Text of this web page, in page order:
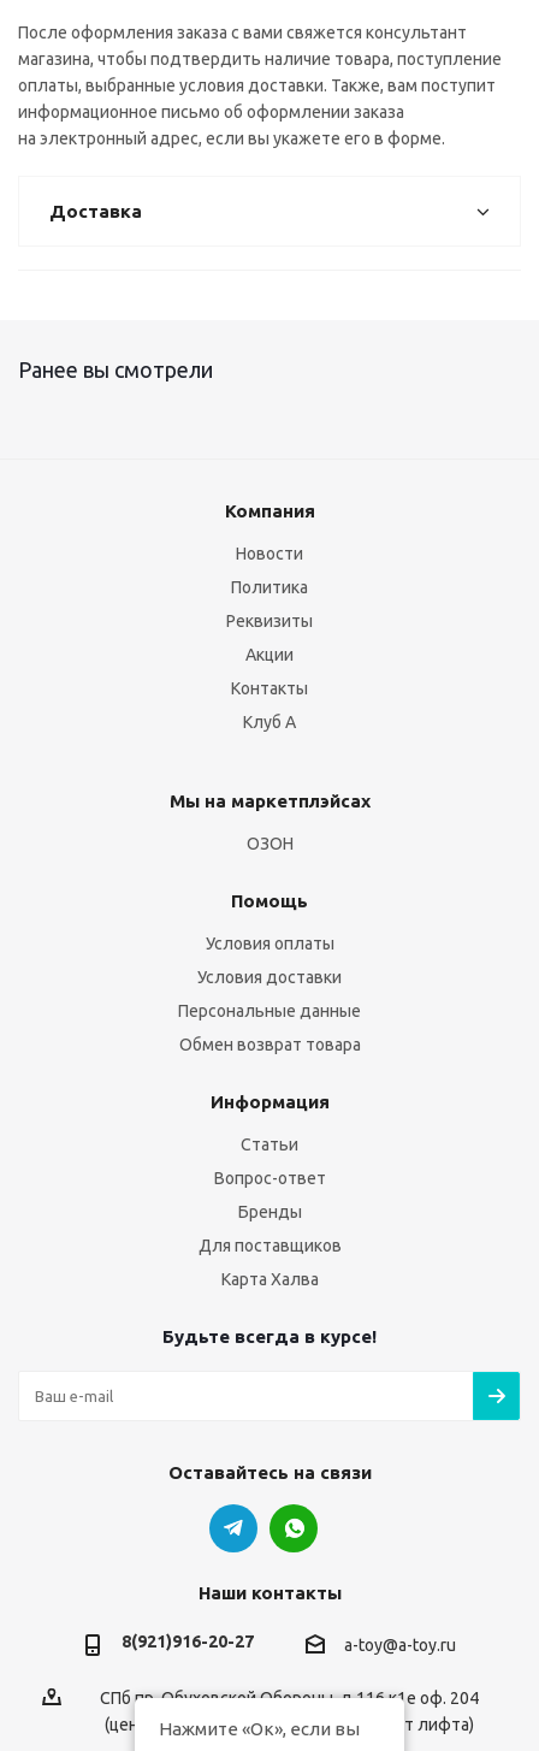
После оформления заказа с вами свяжется консультант
магазина, чтобы подтвердить наличие товара, поступление
оплаты, выбранные условия доставки. Также, вам поступит
информационное письмо об оформлении заказа
на электронный адрес, если вы укажете его в форме.
Доставка
Ранее вы смотрели
Компания
Новости
Политика
Реквизиты
Акции
Контакты
Клуб А
Мы на маркетплэйсах
ОЗОН
Помощь
Условия оплаты
Условия доставки
Персональные данные
Обмен возврат товара
Информация
Статьи
Вопрос-ответ
Бренды
Для поставщиков
Карта Халва
Будьте всегда в курсе!
Оставайтесь на связи
Наши контакты
8(921)916-20-27 a-toy@a-toy.ru
СПб пр. Обуховской Обороны, д.116 к1е оф. 204
(центральный вход 2-й этаж справа от лифта)
Нажмите «Ок», если вы